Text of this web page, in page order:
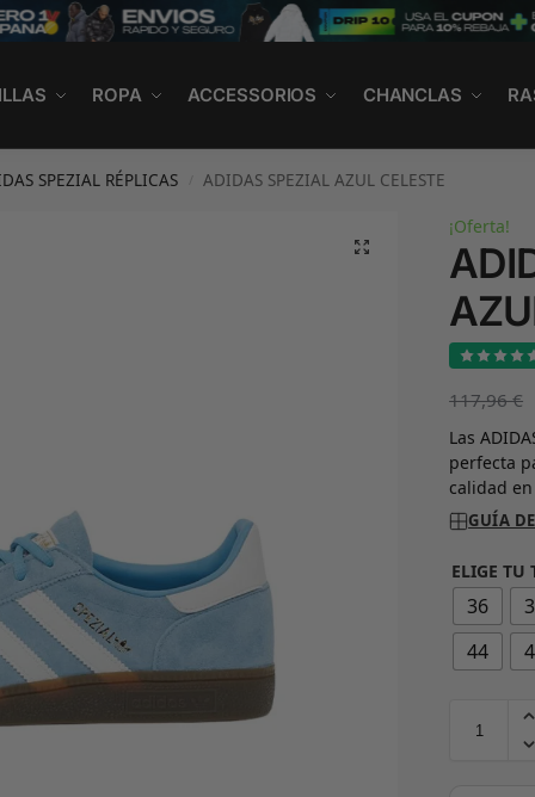
ROPA ACCESSORIOS CHANCLAS
SPEZIAL RÉPLICAS ADIDAS SPEZIAL AZUL CELESTE
¡Oferta!
117,96€
Las
perfecta
calidad
GUÍA
ELIGE TU
36
44